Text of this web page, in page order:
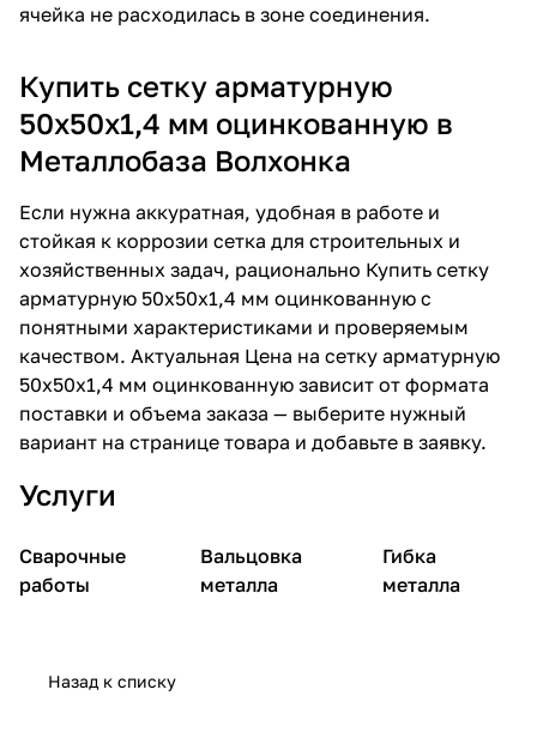
ячейка не расходилась в зоне соединения.
Купить сетку арматурную
50х50х1,4 мм оцинкованную в
Металлобаза Волхонка
Если нужна аккуратная, удобная в работе и
стойкая к коррозии сетка для строительных и
хозяйственных задач, рационально Купить сетку
арматурную 50х50х1,4 мм оцинкованную с
понятными характеристиками и проверяемым
качеством. Актуальная Цена на сетку арматурную
50х50х1,4 мм оцинкованную зависит от формата
поставки и объема заказа — выберите нужный
вариант на странице товара и добавьте в заявку.
Услуги
Сварочные
работы
Вальцовка
металла
Гибка
металла
Назад к списку